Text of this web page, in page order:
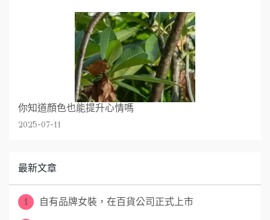
你知道顏色也能提升心情嗎
2025-07-11
最新文章
1 自有品牌女裝，在百貨公司正式上市